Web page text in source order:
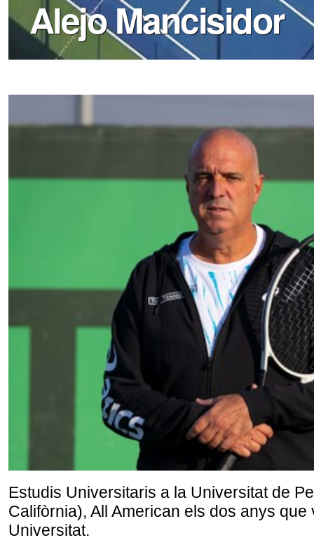
Alejo Mancisidor
Estudis Universitaris a la Universitat de
Califòrnia), All American els dos anys
Universitat.